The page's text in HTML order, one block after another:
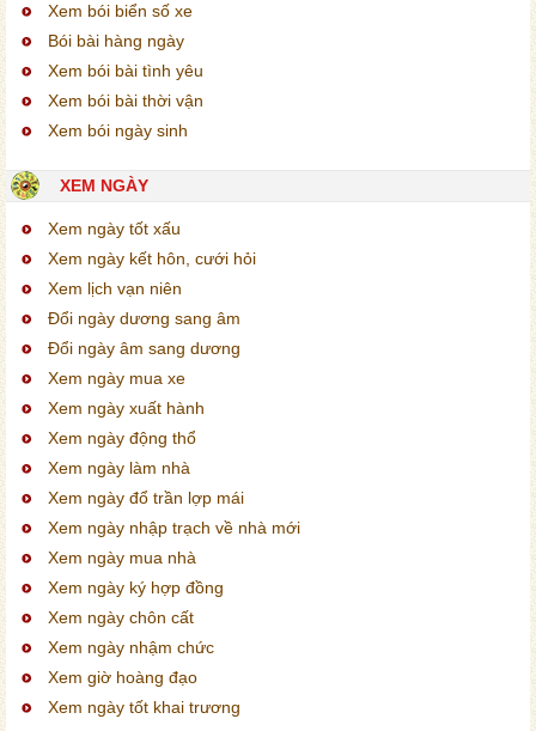
Xem bói biển số xe
Bói bài hàng ngày
Xem bói bài tình yêu
Xem bói bài thời vận
Xem bói ngày sinh
XEM NGÀY
Xem ngày tốt xấu
Xem ngày kết hôn, cưới hỏi
Xem lịch vạn niên
Đổi ngày dương sang âm
Đổi ngày âm sang dương
Xem ngày mua xe
Xem ngày xuất hành
Xem ngày động thổ
Xem ngày làm nhà
Xem ngày đổ trần lợp mái
Xem ngày nhập trạch về nhà mới
Xem ngày mua nhà
Xem ngày ký hợp đồng
Xem ngày chôn cất
Xem ngày nhậm chức
Xem giờ hoàng đạo
Xem ngày tốt khai trương